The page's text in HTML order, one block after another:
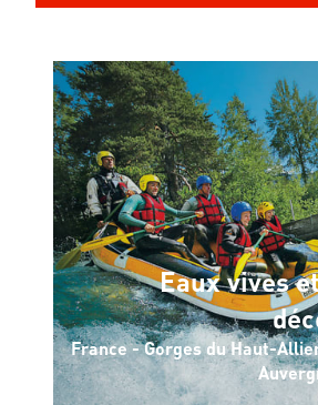
Eaux vives
France - Gorges du Haut-